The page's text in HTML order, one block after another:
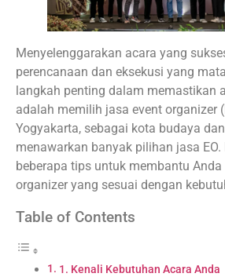
Menyelenggarakan acara yang
perencanaan dan eksekusi yang
langkah penting dalam memastikan
adalah memilih jasa event organizer
Yogyakarta, sebagai kota budaya
menawarkan banyak pilihan jasa
beberapa tips untuk membantu
organizer yang sesuai dengan
Table of Contents
1. Kenali Kebutuhan Acara Anda